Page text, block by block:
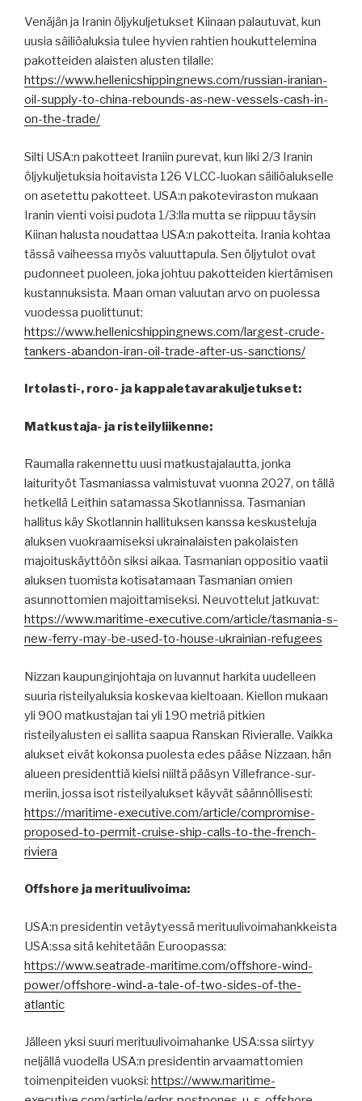
Venäjän ja Iranin öljykuljetukset Kiinaan palautuvat, kun
uusia säiliöaluksia tulee hyvien rahtien houkuttelemina
pakotteiden alaisten alusten tilalle:
https://www.hellenicshippingnews.com/russian-iranian-
oil-supply-to-china-rebounds-as-new-vessels-cash-in-
on-the-trade/
Silti USA:n pakotteet Iraniin purevat, kun liki 2/3 Iranin
öljykuljetuksia hoitavista 126 VLCC-luokan säiliöalukselle
on asetettu pakotteet. USA:n pakoteviraston mukaan
Iranin vienti voisi pudota 1/3:lla mutta se riippuu täysin
Kiinan halusta noudattaa USA:n pakotteita. Irania kohtaa
tässä vaiheessa myös valuuttapula. Sen öljytulot ovat
pudonneet puoleen, joka johtuu pakotteiden kiertämisen
kustannuksista. Maan oman valuutan arvo on puolessa
vuodessa puolittunut:
https://www.hellenicshippingnews.com/largest-crude-
tankers-abandon-iran-oil-trade-after-us-sanctions/
Irtolasti-, roro- ja kappaletavarakuljetukset:
Matkustaja- ja risteilyliikenne:
Raumalla rakennettu uusi matkustajalautta, jonka
laiturityöt Tasmaniassa valmistuvat vuonna 2027, on tällä
hetkellä Leithin satamassa Skotlannissa. Tasmanian
hallitus käy Skotlannin hallituksen kanssa keskusteluja
aluksen vuokraamiseksi ukrainalaisten pakolaisten
majoituskäyttöön siksi aikaa. Tasmanian oppositio vaatii
aluksen tuomista kotisatamaan Tasmanian omien
asunnottomien majoittamiseksi. Neuvottelut jatkuvat:
https://www.maritime-executive.com/article/tasmania-s-
new-ferry-may-be-used-to-house-ukrainian-refugees
Nizzan kaupunginjohtaja on luvannut harkita uudelleen
suuria risteilyaluksia koskevaa kieltoaan. Kiellon mukaan
yli 900 matkustajan tai yli 190 metriä pitkien
risteilyalusten ei sallita saapua Ranskan Rivieralle. Vaikka
alukset eivät kokonsa puolesta edes pääse Nizzaan, hän
alueen presidenttiä kielsi niiltä pääsyn Villefrance-sur-
meriin, jossa isot risteilyalukset käyvät säännöllisesti:
https://maritime-executive.com/article/compromise-
proposed-to-permit-cruise-ship-calls-to-the-french-
riviera
Offshore ja merituulivoima:
USA:n presidentin vetäytyessä merituulivoimahankkeista
USA:ssa sitä kehitetään Euroopassa:
https://www.seatrade-maritime.com/offshore-wind-
power/offshore-wind-a-tale-of-two-sides-of-the-
atlantic
Jälleen yksi suuri merituulivoimahanke USA:ssa siirtyy
neljällä vuodella USA:n presidentin arvaamattomien
toimenpiteiden vuoksi: https://www.maritime-